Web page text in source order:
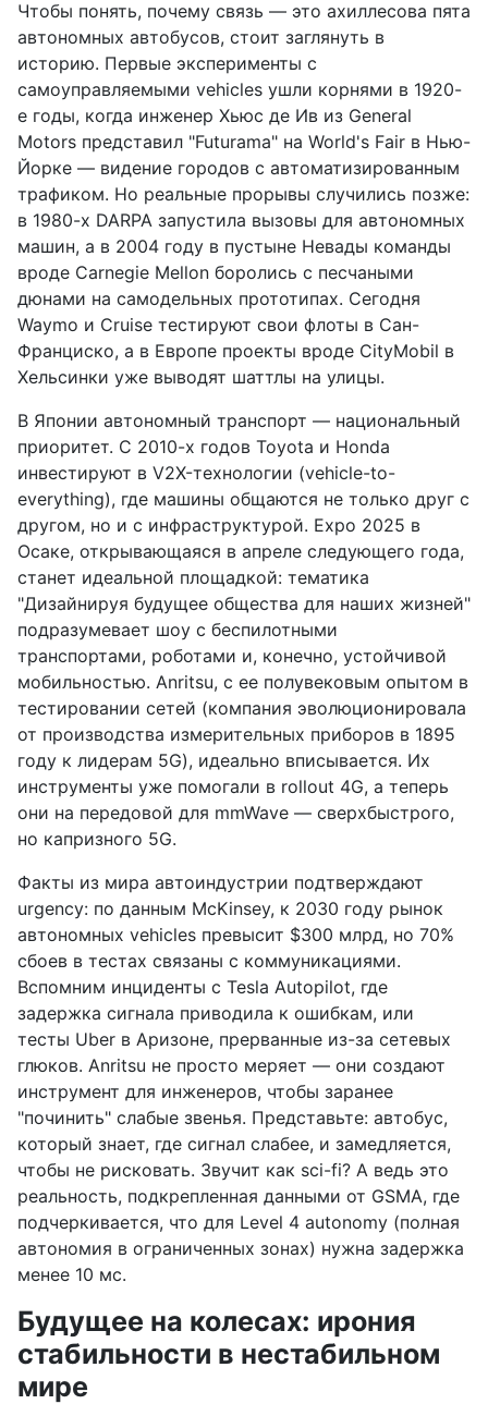
Чтобы понять, почему связь — это ахиллесова пята
автономных автобусов, стоит заглянуть в
историю. Первые эксперименты с
самоуправляемыми vehicles ушли корнями в 1920-
е годы, когда инженер Хьюс де Ив из General
Motors представил "Futurama" на World's Fair в Нью-
Йорке — видение городов с автоматизированным
трафиком. Но реальные прорывы случились позже:
в 1980-х DARPA запустила вызовы для автономных
машин, а в 2004 году в пустыне Невады команды
вроде Carnegie Mellon боролись с песчаными
дюнами на самодельных прототипах. Сегодня
Waymo и Cruise тестируют свои флоты в Сан-
Франциско, а в Европе проекты вроде CityMobil в
Хельсинки уже выводят шаттлы на улицы.
В Японии автономный транспорт — национальный
приоритет. С 2010-х годов Toyota и Honda
инвестируют в V2X-технологии (vehicle-to-
everything), где машины общаются не только друг с
другом, но и с инфраструктурой. Expo 2025 в
Осаке, открывающаяся в апреле следующего года,
станет идеальной площадкой: тематика
"Дизайнируя будущее общества для наших жизней"
подразумевает шоу с беспилотными
транспортами, роботами и, конечно, устойчивой
мобильностью. Anritsu, с ее полувековым опытом в
тестировании сетей (компания эволюционировала
от производства измерительных приборов в 1895
году к лидерам 5G), идеально вписывается. Их
инструменты уже помогали в rollout 4G, а теперь
они на передовой для mmWave — сверхбыстрого,
но капризного 5G.
Факты из мира автоиндустрии подтверждают
urgency: по данным McKinsey, к 2030 году рынок
автономных vehicles превысит $300 млрд, но 70%
сбоев в тестах связаны с коммуникациями.
Вспомним инциденты с Tesla Autopilot, где
задержка сигнала приводила к ошибкам, или
тесты Uber в Аризоне, прерванные из-за сетевых
глюков. Anritsu не просто меряет — они создают
инструмент для инженеров, чтобы заранее
"починить" слабые звенья. Представьте: автобус,
который знает, где сигнал слабее, и замедляется,
чтобы не рисковать. Звучит как sci-fi? А ведь это
реальность, подкрепленная данными от GSMA, где
подчеркивается, что для Level 4 autonomy (полная
автономия в ограниченных зонах) нужна задержка
менее 10 мс.
Будущее на колесах: ирония
стабильности в нестабильном
мире